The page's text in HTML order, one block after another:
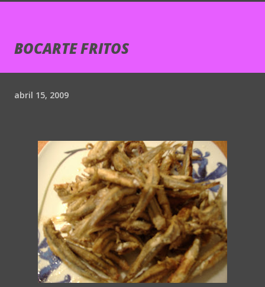
BOCARTE FRITOS
abril 15, 2009